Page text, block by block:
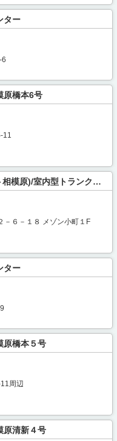
ター
6
橋本6号
11
原)/室内型トランクルーム
－６－１８ メゾン小町１F
ター
橋本５号
周辺
清新４号